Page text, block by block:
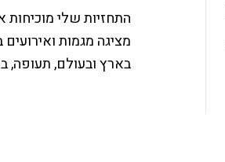
התחזיות שלי מוכיחות
מציגה מגמות
בארץ ובעולם, תעופה,